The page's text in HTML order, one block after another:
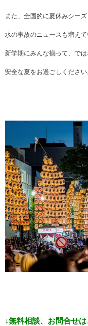
また、全国的に夏休みシーズ
水の事故のニュースも増えて
新学期にみんな揃って、では
安全な夏をお過ごしください
↓無料相談、お問合せは